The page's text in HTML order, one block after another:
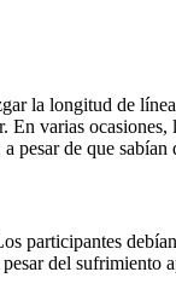
la longitud de
varias ocasiones,
pesar de que sabían
participantes
del sufrimiento